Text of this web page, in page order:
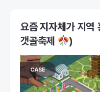
요즘 지자체가 지
갯골축제
)